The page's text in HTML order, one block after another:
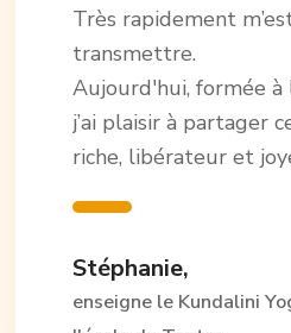
Très rapidement
transmettre.
Aujourd'hui, formée à
j’ai plaisir à partager
riche, libérateur et
Stéphanie,
enseigne le Kundalini